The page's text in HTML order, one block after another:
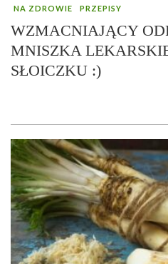
NA ZDROWIE PRZEPISY
WZMACNIAJĄCY
MNISZKA
SŁOICZKU :)